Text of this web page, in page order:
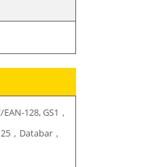
128, GS1，
，Databar，